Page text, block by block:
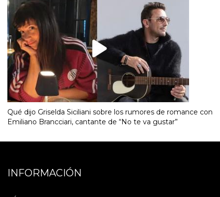
Qué dijo Griselda Siciliani sobre los rumores de romance con
Emiliano Brancciari, cantante de “No te va gustar”
INFORMACIÓN